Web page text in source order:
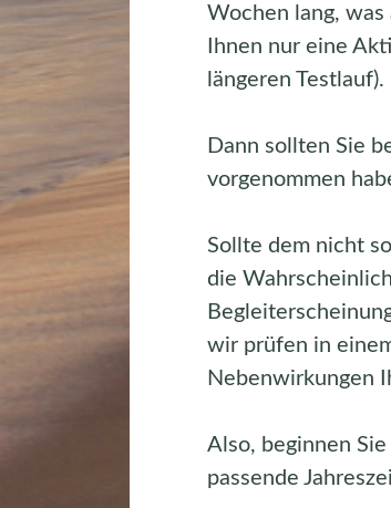
Wochen lang, was
Ihnen nur eine
längeren Testlauf).
Dann sollten Sie
vorgenommen
Sollte dem nicht
die
wir prüfen in
Nebenwirkungen
Also, beginnen
passende